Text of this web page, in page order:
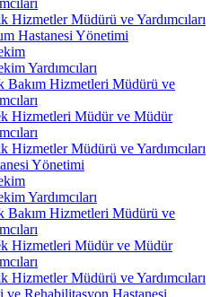
Hizmetler Müdürü ve Yardımcıları
Hastanesi Yönetimi
Yardımcıları
Bakım Hizmetleri Müdürü ve
Hizmetleri Müdür ve Müdür
Hizmetler Müdürü ve Yardımcıları
Yönetimi
Yardımcıları
Bakım Hizmetleri Müdürü ve
Hizmetleri Müdür ve Müdür
Hizmetler Müdürü ve Yardımcıları
ve Rehabilitasyon Hastanesi